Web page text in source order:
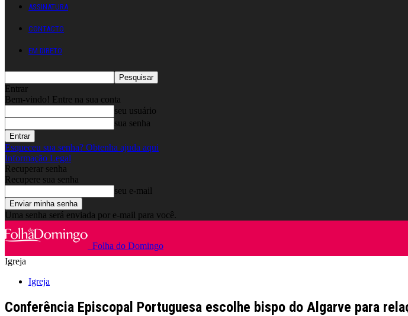
ASSINATURA
CONTACTO
EM DIRETO
Entrar
Bem-vindo! Entre na sua conta
seu usuário
sua senha
Esqueceu sua senha? Obtenha ajuda aqui
Informação Legal
Recuperar senha
Recupere sua senha
seu e-mail
Uma senha será enviada por e-mail para você.
Folha do Domingo
Igreja
Igreja
Conferência Episcopal Portuguesa escolhe bispo do Algarve para